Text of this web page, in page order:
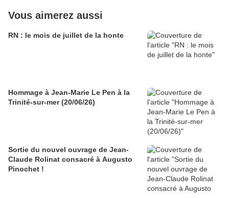
Vous aimerez aussi
RN : le mois de juillet de la honte
Hommage à Jean-Marie Le Pen à la
Trinité-sur-mer (20/06/26)
Sortie du nouvel ouvrage de Jean-
Claude Rolinat consacré à Augusto
Pinochet !